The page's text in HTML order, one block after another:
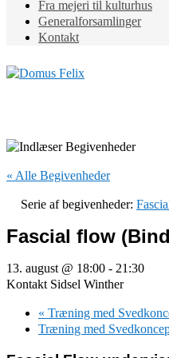
Fra mejeri til kulturhus
Generalforsamlinger
Kontakt
« Alle Begivenheder
Serie af begivenheder:
Fascial flow
13. august @ 18:00 - 21:30
Kontakt Sidsel Winther
« Træning med
Træning med